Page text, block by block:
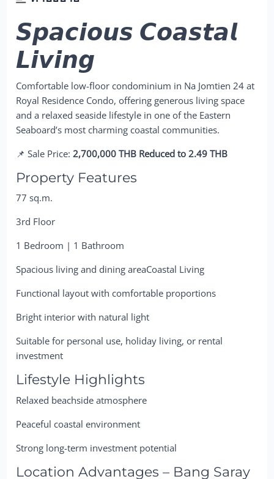
𝙎𝙥𝙖𝙘𝙞𝙤𝙪𝙨 𝘾𝙤𝙖𝙨𝙩𝙖𝙡
𝙇𝙞𝙫𝙞𝙣𝙜
Comfortable low-floor condominium in Na Jomtien 24 at
Royal Residence Condo, offering generous living space
and a relaxed seaside lifestyle in one of the Eastern
Seaboard’s most charming coastal communities.
📌 Sale Price:2,700,000 THB Reduced to 2.49 THB
Property Features
77 sq.m.
3rd Floor
1 Bedroom | 1 Bathroom
Spacious living and dining areaCoastal Living
Functional layout with comfortable proportions
Bright interior with natural light
Suitable for personal use, holiday living, or rental
investment
Lifestyle Highlights
Relaxed beachside atmosphere
Peaceful coastal environment
Strong long-term investment potential
Location Advantages – Bang Saray